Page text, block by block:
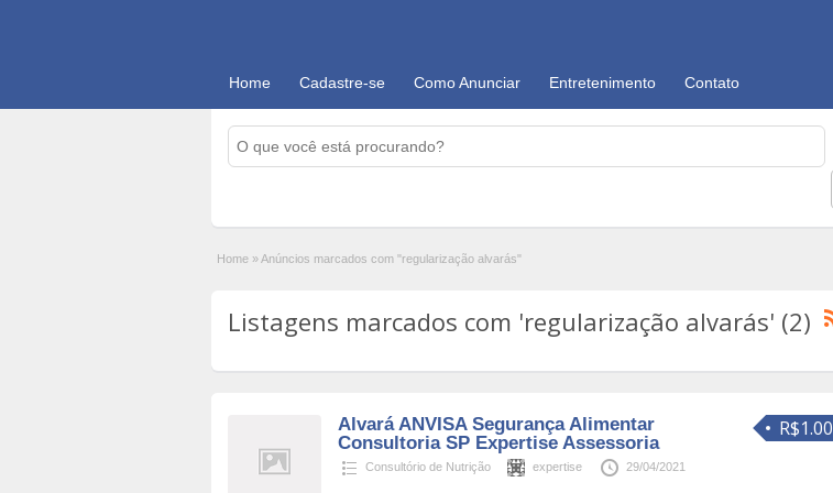
Home Cadastre-se Como Anunciar Entretenimento Contato
Home »Anúncios marcados com "regularização alvarás"
Listagens marcados com 'regularização alvarás' (2)
R$1.00
Alvará ANVISA Segurança Alimentar
Consultoria SP Expertise Assessoria
Consultório de Nutrição expertise 29/04/2021